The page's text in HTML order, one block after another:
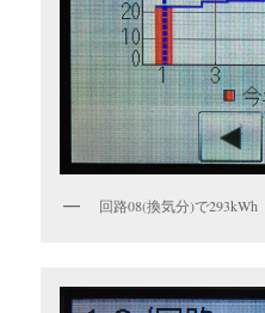
回路08(換気分)で293kWh